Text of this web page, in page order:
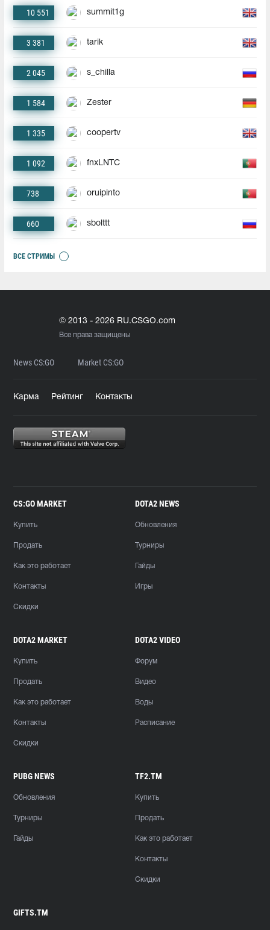
10 551 summit1g
3 381 tarik
2 045 s_chilla
1 584 Zester
1 335 coopertv
1 092 fnxLNTC
738 oruipinto
660 sbolttt
ВСЕ СТРИМЫ
© 2013 - 2026 RU.CSGO.com
Все права защищены
News CS:GO Market CS:GO
Карма Рейтинг Контакты
CS:GO MARKET
Купить
Продать
Как это работает
Контакты
Скидки
DOTA2 NEWS
Обновления
Турниры
Гайды
Игры
DOTA2 MARKET
Купить
Продать
Как это работает
Контакты
Скидки
DOTA2 VIDEO
Форум
Видео
Воды
Расписание
PUBG NEWS
Обновления
Турниры
Гайды
TF2.TM
Купить
Продать
Как это работает
Контакты
Скидки
GIFTS.TM